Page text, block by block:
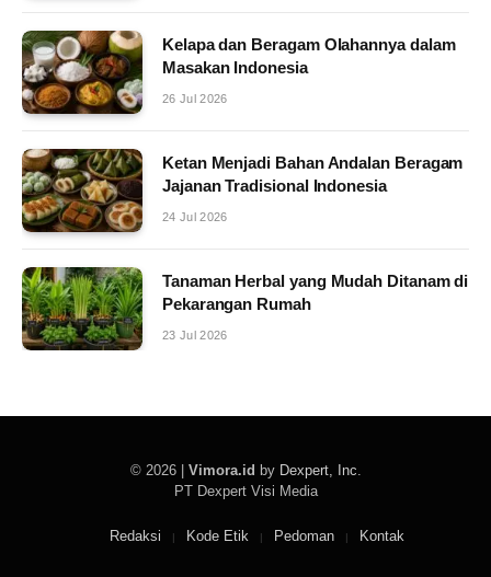
Kelapa dan Beragam Olahannya dalam
Masakan Indonesia
26 Jul 2026
Ketan Menjadi Bahan Andalan Beragam
Jajanan Tradisional Indonesia
24 Jul 2026
Tanaman Herbal yang Mudah Ditanam di
Pekarangan Rumah
23 Jul 2026
© 2026 | Vimora.id by Dexpert, Inc
PT Dexpert Visi Media
Redaksi Kode Etik Pedoman Kontak